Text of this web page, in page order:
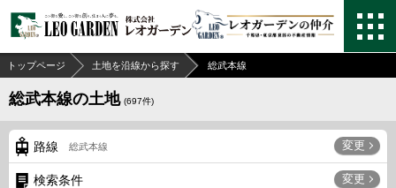
トップページ 土地を沿線から探す 総武本線
総武本線の土地 (697件)
路線 総武本線 変更
検索条件 変更